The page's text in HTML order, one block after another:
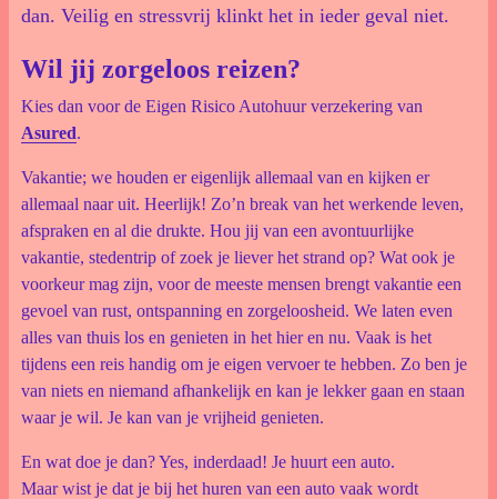
dan. Veilig en stressvrij klinkt het in ieder geval niet.
Wil jij zorgeloos reizen?
Kies dan voor de Eigen Risico Autohuur verzekering van
Asured.
Vakantie; we houden er eigenlijk allemaal van en kijken er
allemaal naar uit. Heerlijk! Zo’n break van het werkende leven,
afspraken en al die drukte. Hou jij van een avontuurlijke
vakantie, stedentrip of zoek je liever het strand op? Wat ook je
voorkeur mag zijn, voor de meeste mensen brengt vakantie een
gevoel van rust, ontspanning en zorgeloosheid. We laten even
alles van thuis los en genieten in het hier en nu. Vaak is het
tijdens een reis handig om je eigen vervoer te hebben. Zo ben je
van niets en niemand afhankelijk en kan je lekker gaan en staan
waar je wil. Je kan van je vrijheid genieten.
En wat doe je dan? Yes, inderdaad! Je huurt een auto.
Maar wist je dat je bij het huren van een auto vaak wordt